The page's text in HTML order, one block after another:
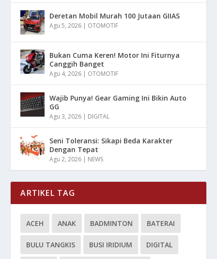
Deretan Mobil Murah 100 Jutaan GIIAS
Agu 5, 2026 | OTOMOTIF
Bukan Cuma Keren! Motor Ini Fiturnya
Canggih Banget
Agu 4, 2026 | OTOMOTIF
Wajib Punya! Gear Gaming Ini Bikin Auto
GG
Agu 3, 2026 | DIGITAL
Seni Toleransi: Sikapi Beda Karakter
Dengan Tepat
Agu 2, 2026 | NEWS
ARTIKEL TAG
ACEH ANAK BADMINTON BATERAI
BULU TANGKIS BUSI IRIDIUM DIGITAL